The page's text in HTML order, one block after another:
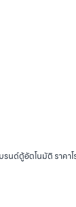
ด์ตู้อัตโนมัติ ราคาโ